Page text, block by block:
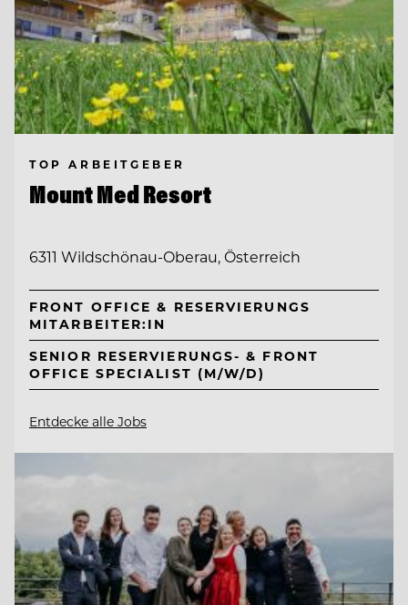
TOP ARBEITGEBER
Mount Med Resort
6311 Wildschönau-Oberau, Österreich
FRONT OFFICE & RESERVIERUNGS
MITARBEITER:IN
SENIOR RESERVIERUNGS- & FRONT
OFFICE SPECIALIST (M/W/D)
Entdecke alle Jobs